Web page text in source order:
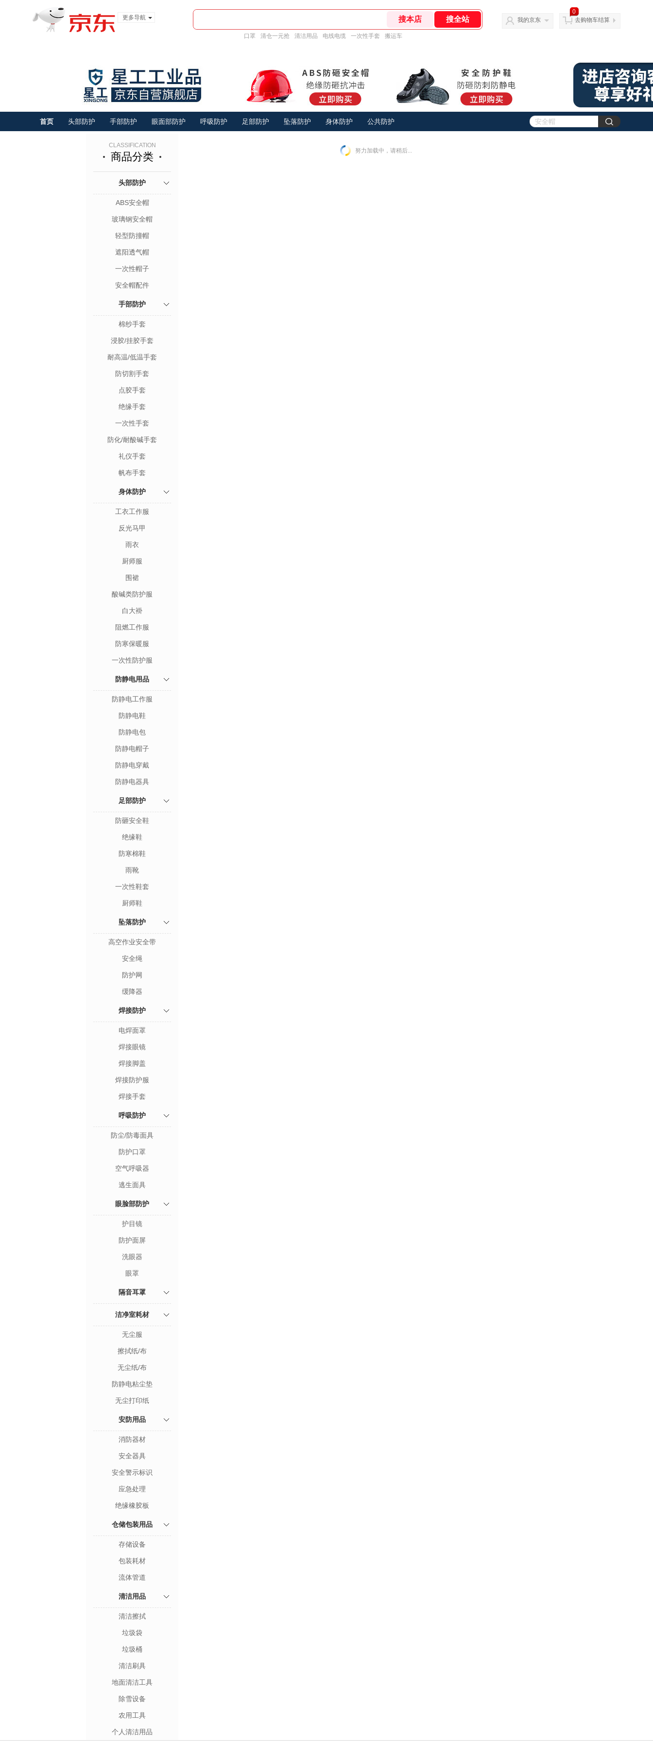
更多导航
口罩 清仓一元抢 清洁用品 电线电缆 一次性手套 搬运车
我的京东
0
去购物车结算
首页 头部防护 手部防护 眼面部防护 呼吸防护 足部防护 坠落防护 身体防护 公共防护
CLASSIFICATION
商品分类
头部防护
ABS安全帽
玻璃钢安全帽
轻型防撞帽
遮阳透气帽
一次性帽子
安全帽配件
手部防护
棉纱手套
浸胶/挂胶手套
耐高温/低温手套
防切割手套
点胶手套
绝缘手套
一次性手套
防化/耐酸碱手套
礼仪手套
帆布手套
身体防护
工衣工作服
反光马甲
雨衣
厨师服
围裙
酸碱类防护服
白大褂
阻燃工作服
防寒保暖服
一次性防护服
防静电用品
防静电工作服
防静电鞋
防静电包
防静电帽子
防静电穿戴
防静电器具
足部防护
防砸安全鞋
绝缘鞋
防寒棉鞋
雨靴
一次性鞋套
厨师鞋
坠落防护
高空作业安全带
安全绳
防护网
缓降器
焊接防护
电焊面罩
焊接眼镜
焊接脚盖
焊接防护服
焊接手套
呼吸防护
防尘/防毒面具
防护口罩
空气呼吸器
逃生面具
眼脸部防护
护目镜
防护面屏
洗眼器
眼罩
隔音耳罩
洁净室耗材
无尘服
擦拭纸/布
无尘纸/布
防静电粘尘垫
无尘打印纸
安防用品
消防器材
安全器具
安全警示标识
应急处理
绝缘橡胶板
仓储包装用品
存储设备
包装耗材
流体管道
清洁用品
清洁擦拭
垃圾袋
垃圾桶
清洁刷具
地面清洁工具
除雪设备
农用工具
个人清洁用品
努力加载中，请稍后...